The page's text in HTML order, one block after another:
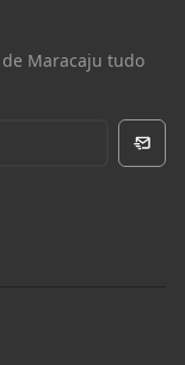
Maracaju tudo